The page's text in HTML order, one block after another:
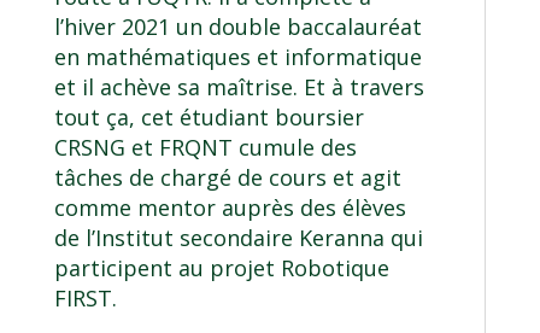
l’hiver 2021 un double baccalauréat
en mathématiques et informatique
et il achève sa maîtrise. Et à travers
tout ça, cet étudiant boursier
CRSNG et FRQNT cumule des
tâches de chargé de cours et agit
comme mentor auprès des élèves
de l’Institut secondaire Keranna qui
participent au projet Robotique
FIRST.